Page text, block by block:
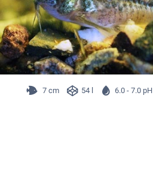
7 cm 54 l 6.0 - 7.0 pH